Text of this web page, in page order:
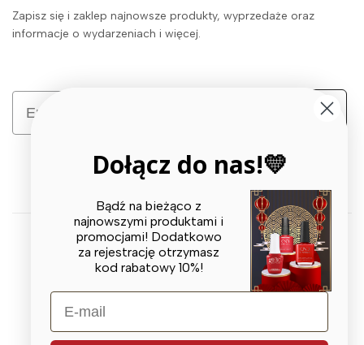
Zapisz się i zaklep najnowsze produkty, wyprzedaże oraz
informacje o wydarzeniach i więcej.
Email
Zapisz się
© 2026 X BEAUTY GROUP. All Rights Reserved
Dołącz do nas!💛
Bądź na bieżąco z
najnowszymi produktami i
promocjami! Dodatkowo
za rejestrację otrzymasz
kod rabatowy 10%!
E-mail